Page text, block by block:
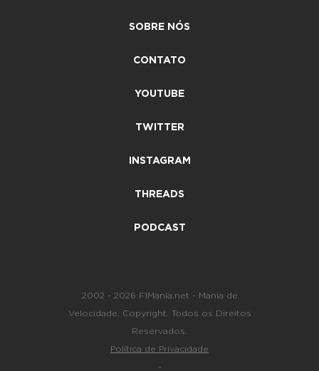
SOBRE NÓS
CONTATO
YOUTUBE
TWITTER
INSTAGRAM
THREADS
PODCAST
2002 - 2026 F1Mania.net - Mania de
Velocidade. Copyright. Todos os Direitos
Reservados.
Política de Privacidade
-